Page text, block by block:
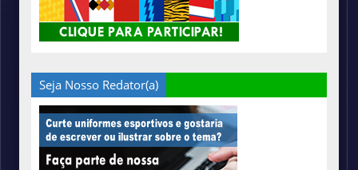
Seja Nosso Redator(a)